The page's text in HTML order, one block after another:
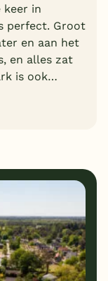
keer in
perfect. Groot
en aan het
en alles zat
is ook…